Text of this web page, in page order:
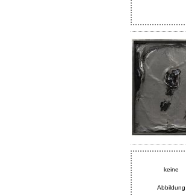
keine
Abbildung